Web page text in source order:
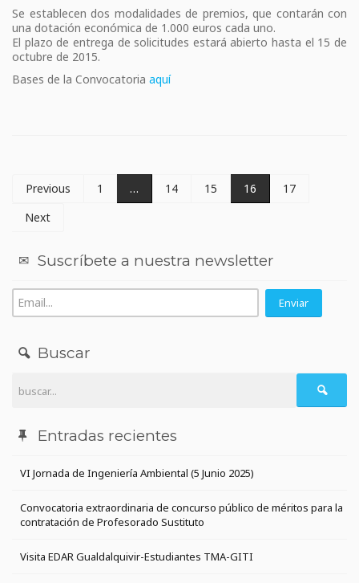
Se establecen dos modalidades de premios, que contarán con
una dotación económica de 1.000 euros cada uno.
El plazo de entrega de solicitudes estará abierto hasta el 15 de
octubre de 2015.
Bases de la Convocatoria aquí
Previous 1 … 14 15 16
17
Next
Suscríbete a nuestra newsletter
Buscar
Entradas recientes
VI Jornada de Ingeniería Ambiental (5 Junio 2025)
Convocatoria extraordinaria de concurso público de méritos para la
contratación de Profesorado Sustituto
Visita EDAR Gualdalquivir-Estudiantes TMA-GITI